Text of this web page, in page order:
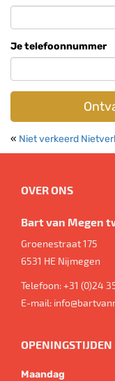
Je telefoonnummer
« Niet verkeerd
OVER ONS
Bart van Megen
Groenestraat 175
6531 HE Nijmegen
Telefoon:+31 (0)24
E-mail:
OPENINGSTIJDEN
Maandag